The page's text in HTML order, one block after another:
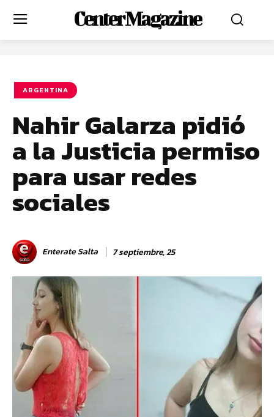
Center Magazine
ARGENTINA
Nahir Galarza pidió
a la Justicia permiso
para usar redes
sociales
Enterate Salta 7 septiembre, 25